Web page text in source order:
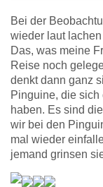
Bei der
wieder laut
Das, was meine
Reise noch
denkt dann ganz
Pinguine, die
haben. Es sind
wir bei den
mal wieder
jemand grinsen